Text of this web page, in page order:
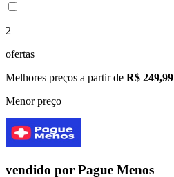
2
ofertas
Melhores preços a partir de R$ 249,99
Menor preço
vendido por Pague Menos